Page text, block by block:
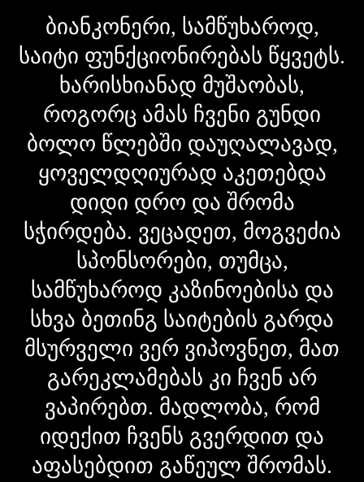
ბიანკონერი, სამწუხაროდ,
საიტი ფუნქციონირებას წყვეტს.
ხარისხიანად მუშაობას,
როგორც ამას ჩვენი გუნდი
ბოლო წლებში დაუღალავად,
ყოველდღიურად აკეთებდა
დიდი დრო და შრომა
სჭირდება. ვეცადეთ, მოგვეძია
სპონსორები, თუმცა,
სამწუხაროდ კაზინოებისა და
სხვა ბეთინგ საიტების გარდა
მსურველი ვერ ვიპოვნეთ, მათ
გარეკლამებას კი ჩვენ არ
ვაპირებთ. მადლობა, რომ
იდექით ჩვენს გვერდით და
აფასებდით გაწეულ შრომას.